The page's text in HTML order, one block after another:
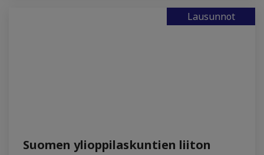
Lausunnot
Suomen ylioppilaskuntien liiton